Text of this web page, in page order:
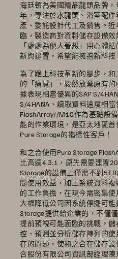
海廷頓為美國精品龍頭品牌
年，專注於水龍頭、浴室配
產、委託設計代工及銷售。
臨，製造商對資料儲存設備
「處處為他人著想」用心體
新與建置，希望能擁抱新科技
為了跟上科技革新的腳步，
的「痛感」，毅然放棄原有的
據表現相當優異的SAP S/
S/4HANA、讀取資料速度相當
FlashArray//M10作為基礎設
能的作業環境，是亞太地區首
Pure Storage的指標性客戶！
和之合使用Pure Storage
比高達4.3:1，原先需要建置
Storage的設備上僅需不到
間使用效益，加上系統資料
的工作負擔，在現今需密集
大幅降低公司因系統停擺可
Storage提供給企業的，不僅
提前預視可能面臨的挑戰。
控、預測並分析儲存陣列的
在的問題，使和之合在儲存
合股份有限公司資訊部經理陳